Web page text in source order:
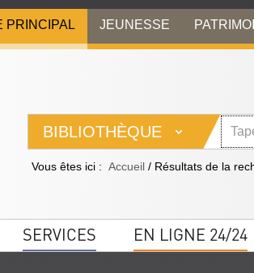
PRINCIPAL JEUNESSE
BIBLIOTHÈQUE
Vous êtes ici : Accueil / Résultats de la
SERVICES EN LIGNE 24/24